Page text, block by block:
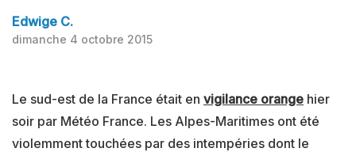
Edwige C.
dimanche 4 octobre 2015
Le sud-est de la France était en vigilance orange hier
soir par Météo France. Les Alpes-Maritimes ont été
violemment touchées par des intempéries dont le